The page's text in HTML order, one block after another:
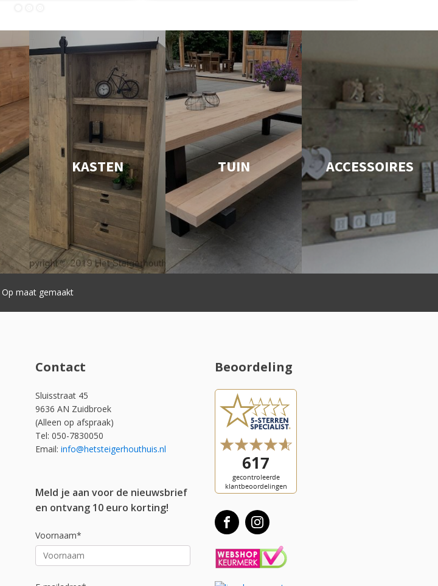
KASTEN TUIN ACCESSOIRES
Snelle levering
Contact
Sluisstraat 45
9636 AN Zuidbroek
(Alleen op afspraak)
Tel: 050-7830050
Email: info@hetsteigerhouthuis.nl
Meld je aan voor de nieuwsbrief
en ontvang 10 euro korting!
Voornaam*
Beoordeling